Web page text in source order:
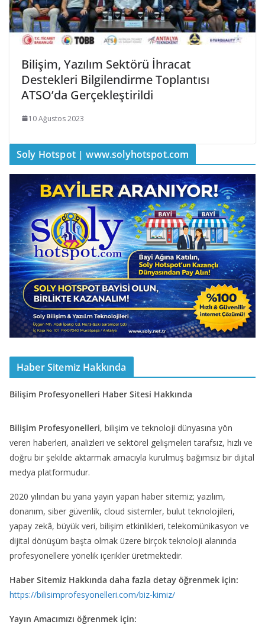
Bilişim, Yazılım Sektörü İhracat
Destekleri Bilgilendirme Toplantısı
ATSO’da Gerçekleştirildi
10 Ağustos 2023
Soly Hotspot | www.solyhotspot.com
Haber Sitemiz Hakkında
Bilişim Profesyonelleri Haber Sitesi Hakkında
Bilişim Profesyonelleri, bilişim ve teknoloji dünyasına yön
veren haberleri, analizleri ve sektörel gelişmeleri tarafsız, hızlı ve
doğru bir şekilde aktarmak amacıyla kurulmuş bağımsız bir dijital
medya platformudur.
2020 yılından bu yana yayın yapan haber sitemiz; yazılım,
donanım, siber güvenlik, cloud sistemler, bulut teknolojileri,
yapay zekâ, büyük veri, bilişim etkinlikleri, telekomünikasyon ve
dijital dönüşüm başta olmak üzere birçok teknoloji alanında
profesyonellere yönelik içerikler üretmektedir.
Haber Sitemiz Hakkında daha fazla detay öğrenmek için:
https://bilisimprofesyonelleri.com/biz-kimiz/
Yayın Amacımızı öğrenmek için: